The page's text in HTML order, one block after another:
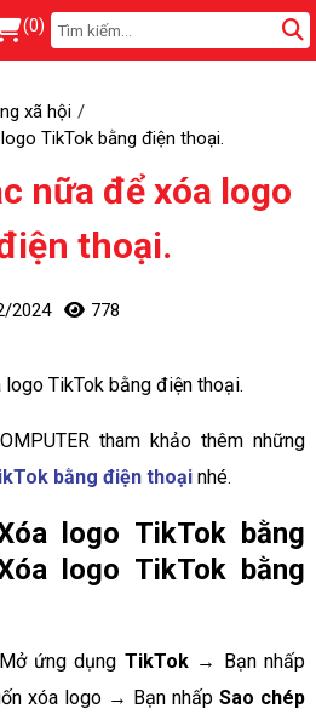
(0)
xã hội
TikTok bằng điện thoại.
nữa để xóa logo
thoại.
2024 778
TikTok bằng điện thoại.
tham khảo thêm những
bằng điện thoạinhé.
logo TikTok bằng
logo TikTok bằng
ứng dụng TikTok→ Bạn nhấp
xóa logo → Bạn nhấp Sao chép